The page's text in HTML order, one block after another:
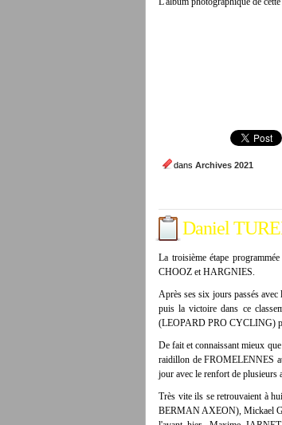
dans Archives 2021
Daniel
La troisième étape
CHOOZ et HARGNIES.
Après ses six jours passés
puis la victoire dans ce
(LEOPARD PRO CYCLING)
De fait et connaissant mieux
raidillon de FROMELENNES
jour avec le renfort de plusieurs
Très vite ils se retrouvaient à
BERMAN AXEON), Mickael